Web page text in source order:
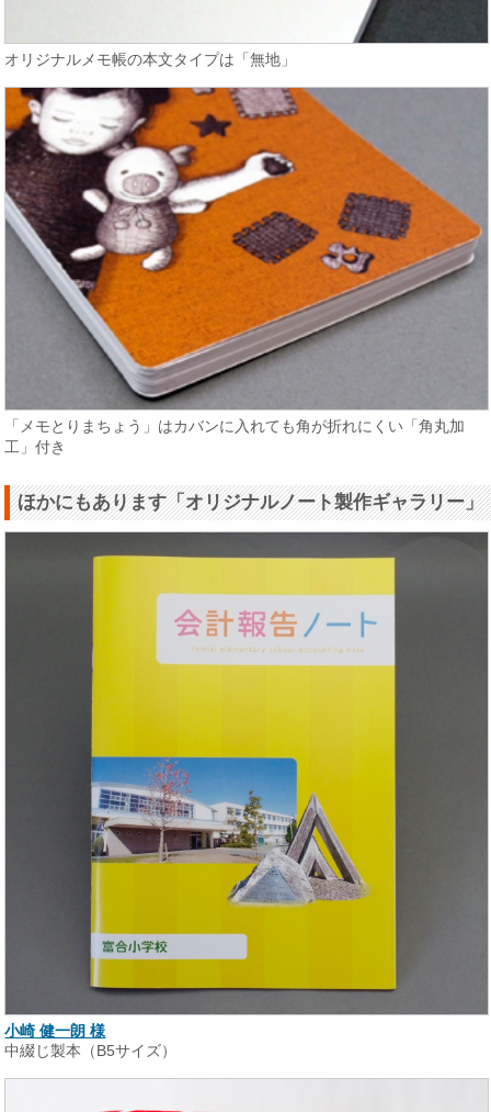
オリジナルメモ帳の本文タイプは「無地」
「メモとりまちょう」はカバンに入れても角が折れにくい「角丸加
工」付き
ほかにもあります「オリジナルノート製作ギャラリー」
小崎 健一朗 様
中綴じ製本（B5サイズ）